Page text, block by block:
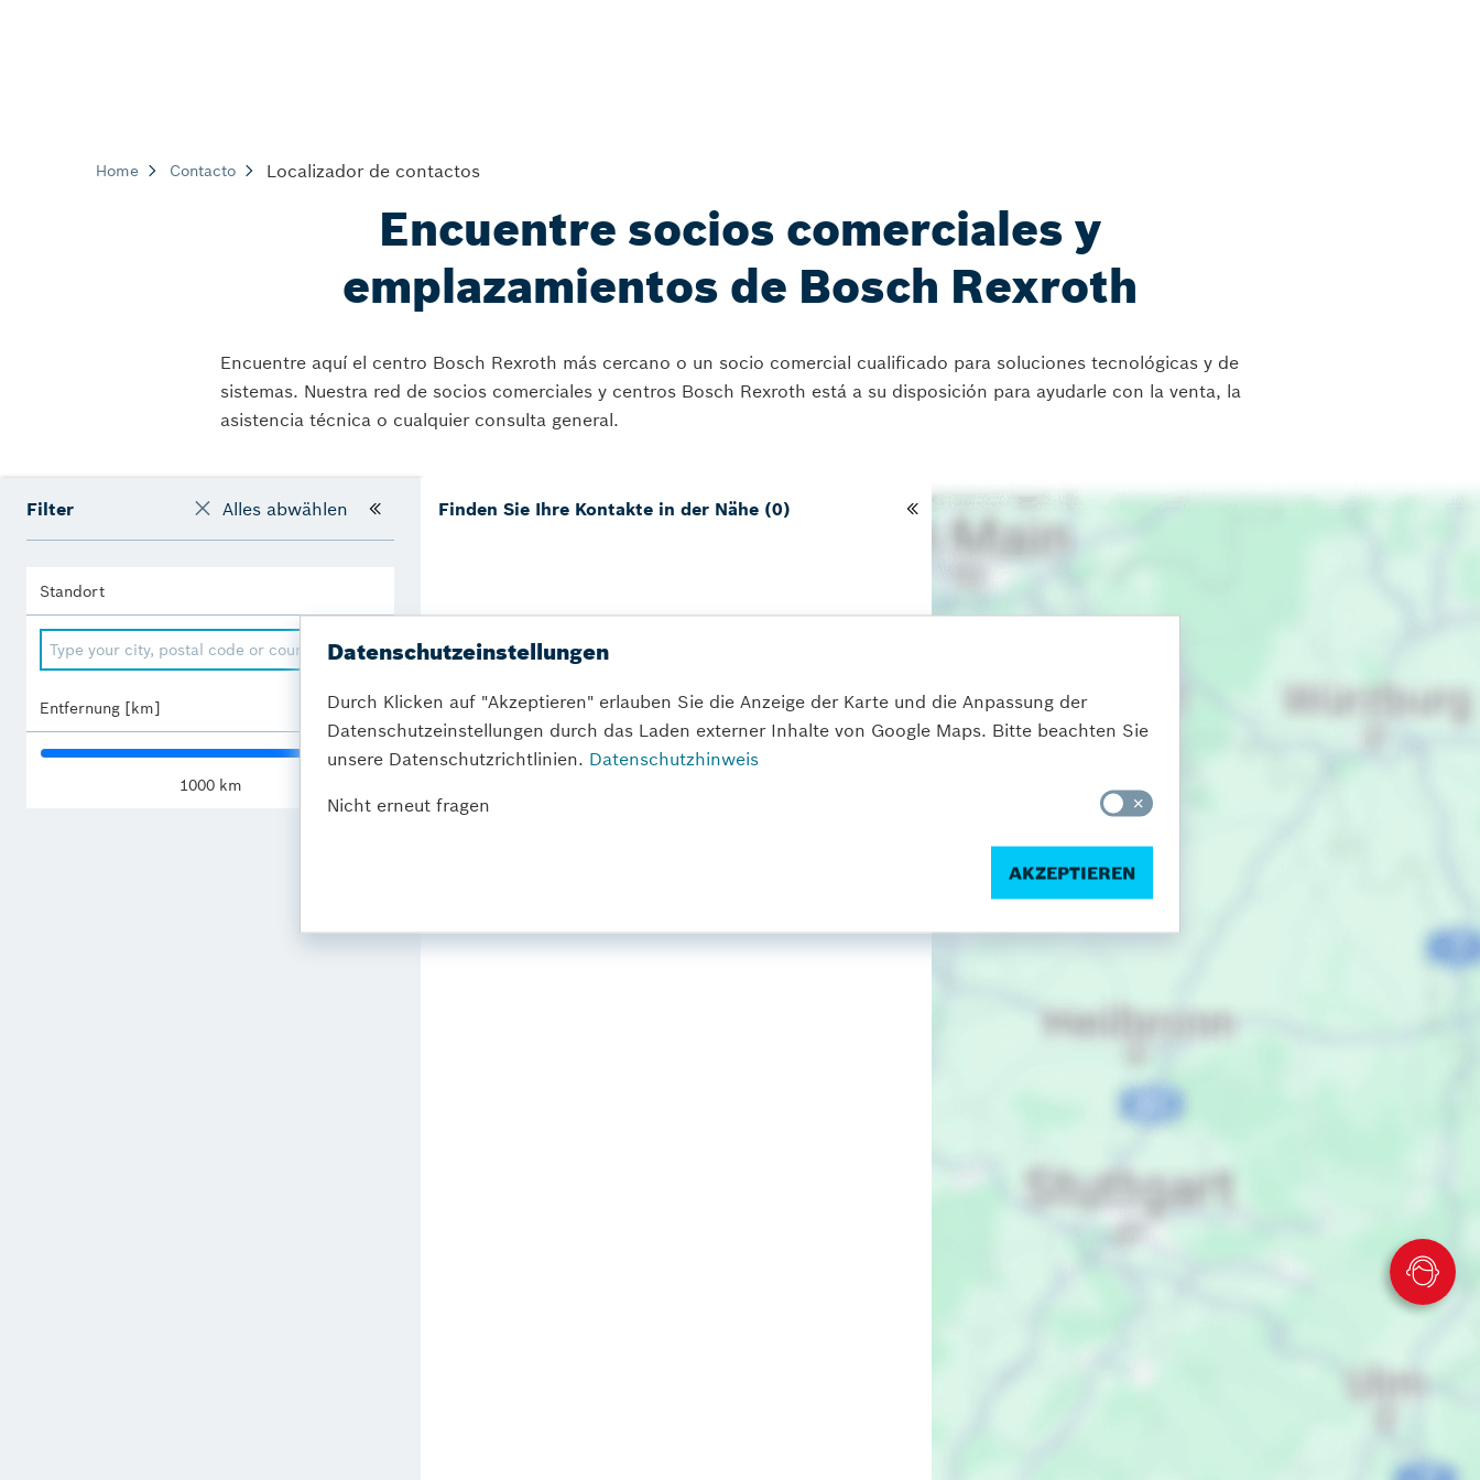
Home Contacto Localizador de contactos
Encuentre socios comerciales y
emplazamientos de Bosch Rexroth
Encuentre aquí el centro Bosch Rexroth más cercano o un socio comercial cualificado para soluciones tecnológicas y de
sistemas. Nuestra red de socios comerciales y centros Bosch Rexroth está a su disposición para ayudarle con la venta, la
asistencia técnica o cualquier consulta general.
Filter Alles abwählen
Standort
Entfernung [km]
1000 km
Finden Sie Ihre Kontakte in der Nähe (0)
Datenschutzeinstellungen
Durch Klicken auf "Akzeptieren" erlauben Sie die Anzeige der Karte und die Anpassung der
Datenschutzeinstellungen durch das Laden externer Inhalte von Google Maps. Bitte beachten Sie
unsere Datenschutzrichtlinien. Datenschutzhinweis
Nicht erneut fragen
AKZEPTIEREN